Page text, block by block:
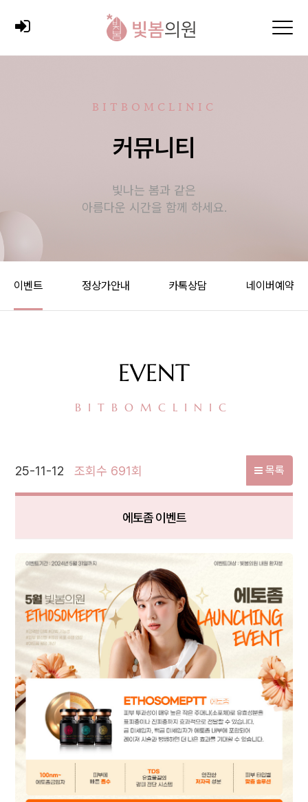
BITBOMCLINIC
커뮤니티
빛나는 봄과 같은
아름다운 시간을 함께 하세요.
이벤트 정상가안내 카톡상담 네이버예약
EVENT
BITBOMCLINIC
25-11-12 조회수 691회 목록
에토좀 이벤트
본문